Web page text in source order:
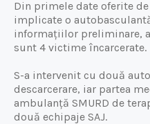
Din primele date oferite
implicate o
informațiilor preliminare,
sunt 4 victime încarcerate.
S-a intervenit cu două
descarcerare, iar partea
ambulanță SMURD de
două echipaje SAJ.